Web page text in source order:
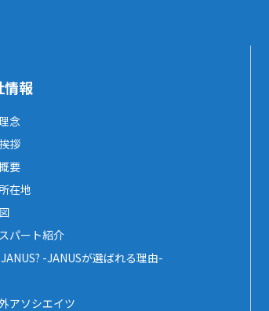
情報
念
拶
要
在地
パート紹介
-JANUSが選ばれる理由-
アソシエイツ